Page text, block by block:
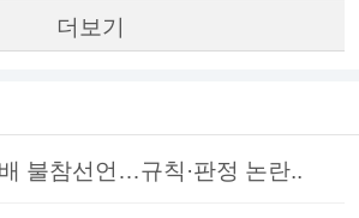
더보기
불참선언…규칙·판정 논란..